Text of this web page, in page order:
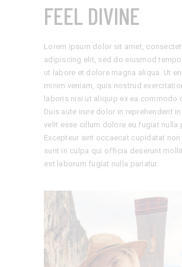
FEEL DIVINE
Lorem ipsum dolor sit amet,
adipiscing elit, sed do eiusmod
ut labore et dolore magna aliqua. Ut
minim veniam, quis nostrud
laboris nisi ut aliquip ex ea commodo
Duis aute irure dolor in reprehenderit
velit esse cillum dolore eu fugiat nulla
Excepteur sint occaecat cupidatat
sunt in culpa qui officia deserunt
est laborum fugiat nulla pariatur.